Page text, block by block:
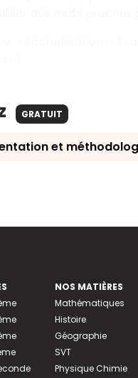
GRATUIT
et
NOS MATIÈRES
Mathématiques
Histoire
Géographie
SVT
Physique Chimie